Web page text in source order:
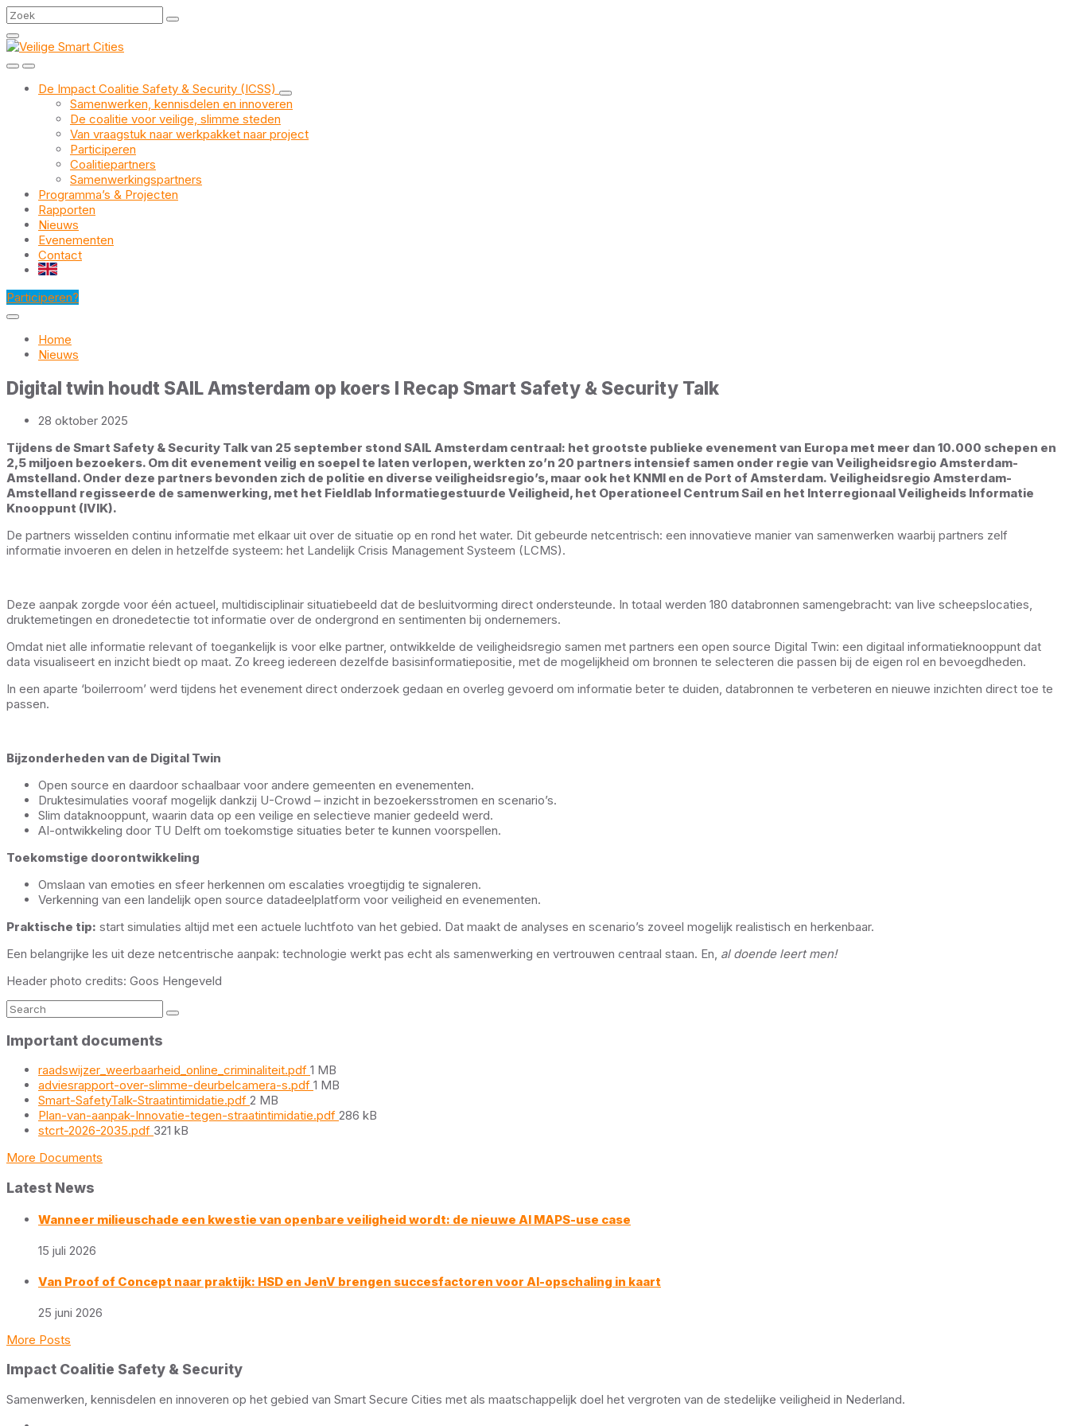
Skip
to
content
Skip
to
main
navigation
Skip
to
footer
Search
De Impact Coalitie Safety & Security (ICSS)
Samenwerken, kennisdelen en innoveren
De coalitie voor veilige, slimme steden
Van vraagstuk naar werkpakket naar project
Participeren
Coalitiepartners
Samenwerkingspartners
Programma’s & Projecten
Rapporten
Nieuws
Evenementen
Contact
EN
Participeren?
Home
Nieuws
Digital twin houdt SAIL Amsterdam op koers I Recap Smart Safety & Security Talk
28 oktober 2025
Tijdens de Smart Safety & Security Talk van 25 september stond SAIL Amsterdam centraal: het grootste publieke evenement van Europa met meer dan 10.000 schepen en
2,5 miljoen bezoekers. Om dit evenement veilig en soepel te laten verlopen, werkten zo’n 20 partners intensief samen onder regie van Veiligheidsregio Amsterdam-
Amstelland. Onder deze partners bevonden zich de politie en diverse veiligheidsregio’s, maar ook het KNMI en de Port of Amsterdam. Veiligheidsregio Amsterdam-
Amstelland regisseerde de samenwerking, met het Fieldlab Informatiegestuurde Veiligheid, het Operationeel Centrum Sail en het Interregionaal Veiligheids Informatie
Knooppunt (IVIK).
De partners wisselden continu informatie met elkaar uit over de situatie op en rond het water. Dit gebeurde netcentrisch: een innovatieve manier van samenwerken waarbij partners zelf
informatie invoeren en delen in hetzelfde systeem: het Landelijk Crisis Management Systeem (LCMS).
Deze aanpak zorgde voor één actueel, multidisciplinair situatiebeeld dat de besluitvorming direct ondersteunde. In totaal werden 180 databronnen samengebracht: van live scheepslocaties,
druktemetingen en dronedetectie tot informatie over de ondergrond en sentimenten bij ondernemers.
Omdat niet alle informatie relevant of toegankelijk is voor elke partner, ontwikkelde de veiligheidsregio samen met partners een open source Digital Twin: een digitaal informatieknooppunt dat
data visualiseert en inzicht biedt op maat. Zo kreeg iedereen dezelfde basisinformatiepositie, met de mogelijkheid om bronnen te selecteren die passen bij de eigen rol en bevoegdheden.
In een aparte ‘boilerroom’ werd tijdens het evenement direct onderzoek gedaan en overleg gevoerd om informatie beter te duiden, databronnen te verbeteren en nieuwe inzichten direct toe te
passen.
Bijzonderheden van de Digital Twin
Open source en daardoor schaalbaar voor andere gemeenten en evenementen.
Druktesimulaties vooraf mogelijk dankzij U-Crowd – inzicht in bezoekersstromen en scenario’s.
Slim dataknooppunt, waarin data op een veilige en selectieve manier gedeeld werd.
AI-ontwikkeling door TU Delft om toekomstige situaties beter te kunnen voorspellen.
Toekomstige doorontwikkeling
Omslaan van emoties en sfeer herkennen om escalaties vroegtijdig te signaleren.
Verkenning van een landelijk open source datadeelplatform voor veiligheid en evenementen.
Praktische tip: start simulaties altijd met een actuele luchtfoto van het gebied. Dat maakt de analyses en scenario’s zoveel mogelijk realistisch en herkenbaar.
Een belangrijke les uit deze netcentrische aanpak: technologie werkt pas echt als samenwerking en vertrouwen centraal staan. En, al doende leert men!
Header photo credits: Goos Hengeveld
Search:
Important documents
raadswijzer_weerbaarheid_online_criminaliteit.pdf File
size:
1 MB
adviesrapport-over-slimme-deurbelcamera-s.pdf File
1 MB
Smart-SafetyTalk-Straatintimidatie.pdf File
size:
2 MB
Plan-van-aanpak-Innovatie-tegen-straatintimidatie.pdf File
286 kB
stcrt-2026-2035.pdf File
321 kB
More Documents
Latest News
Wanneer milieuschade een kwestie van openbare veiligheid wordt: de nieuwe AI MAPS-use case
15 juli 2026
Van Proof of Concept naar praktijk: HSD en JenV brengen succesfactoren voor AI-opschaling in kaart
25 juni 2026
More Posts
Impact Coalitie Safety & Security
Samenwerken, kennisdelen en innoveren op het gebied van Smart Secure Cities met als maatschappelijk doel het vergroten van de stedelijke veiligheid in Nederland.